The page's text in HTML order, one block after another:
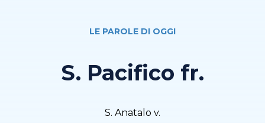
LE PAROLE DI OGGI
S. Pacifico fr.
S. Anatalo v.